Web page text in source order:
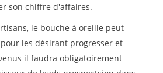
son chiffre d'affaires.
le bouche à oreille peut
les désirant progresser et
il faudra obligatoirement